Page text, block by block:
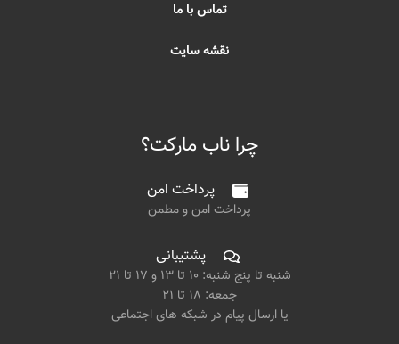
تماس با ما
نقشه سایت
چرا ناب مارکت؟
پرداخت امن
پرداخت امن و مطمن
پشتیبانی
شنبه تا پنج شنبه: ۱۰ تا ۱۳ و ۱۷ تا ۲۱
جمعه: ۱۸ تا ۲۱
یا ارسال پیام در شبکه های اجتماعی